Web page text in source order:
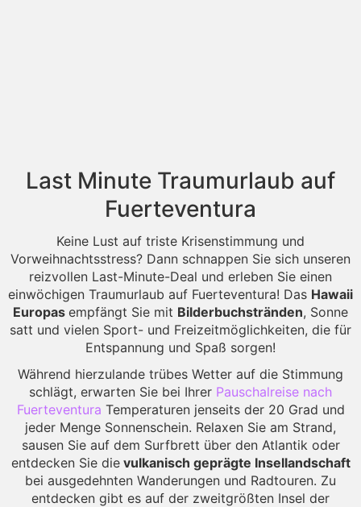
Last Minute Traumurlaub auf
Fuerteventura
Keine Lust auf triste Krisenstimmung und
Vorweihnachtsstress? Dann schnappen Sie sich unseren
reizvollen Last-Minute-Deal und erleben Sie einen
einwöchigen Traumurlaub auf Fuerteventura! Das Hawaii
Europas empfängt Sie mit Bilderbuchstränden, Sonne
satt und vielen Sport- und Freizeitmöglichkeiten, die für
Entspannung und Spaß sorgen!
Während hierzulande trübes Wetter auf die Stimmung
schlägt, erwarten Sie bei Ihrer Pauschalreise nach
Fuerteventura Temperaturen jenseits der 20 Grad und
jeder Menge Sonnenschein. Relaxen Sie am Strand,
sausen Sie auf dem Surfbrett über den Atlantik oder
entdecken Sie dievulkanisch geprägte Insellandschaft
bei ausgedehnten Wanderungen und Radtouren. Zu
entdecken gibt es auf der zweitgrößten Insel der